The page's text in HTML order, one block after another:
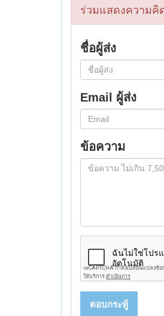
ร่วมแสดงความคิ
ชื่อผู้ส่ง
Email ผู้ส่ง
ข้อความ
ตอบกระทู้